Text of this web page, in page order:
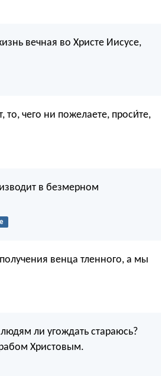
вечная во Христе Иисусе,
чего ни пожелаете, проси́те,
в безмерном
венца тленного, а мы
ли угождать стараюсь?
Христовым.